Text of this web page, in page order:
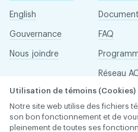
English
Gouvernance
Nous joindre
FAQ
Réseau
Salle de
À propos
Utilisation de témoins (Cookies)
Notre site web utilise des fichiers
son bon fonctionnement et de
pleinement de toutes ses